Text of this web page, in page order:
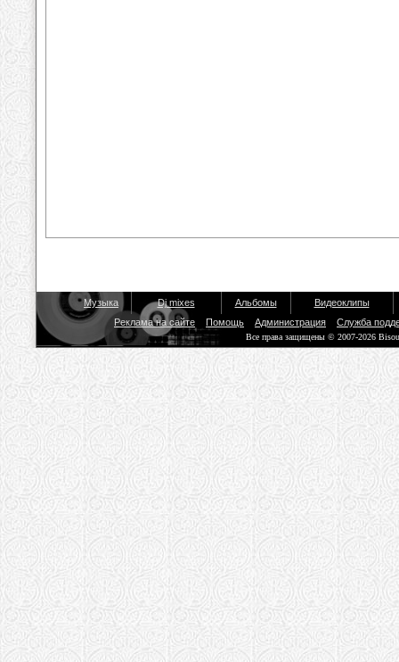
Музыка Dj mixes Альбомы
Видеоклипы
Реклама на сайте
Помощь Администрация Служба
Все права защищены © 2007-2026